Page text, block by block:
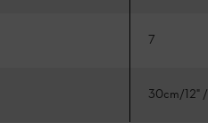
7
30cm/12"